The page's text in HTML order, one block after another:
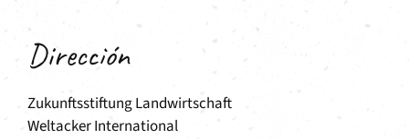
Dirección
Zukunftsstiftung Landwirtschaft
Weltacker International